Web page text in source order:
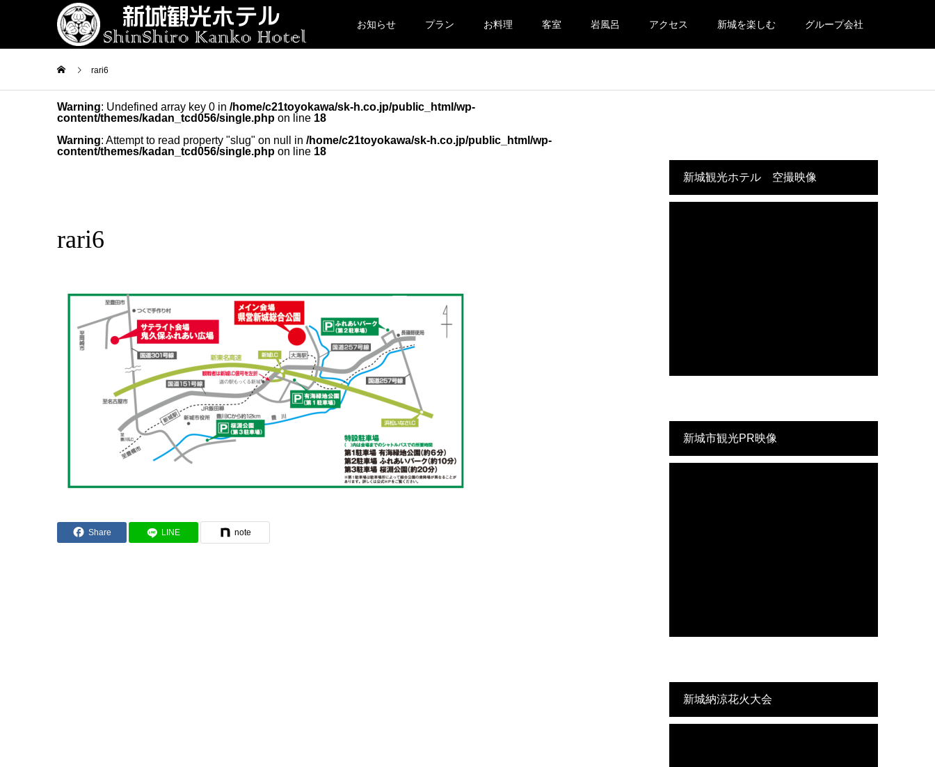
お知らせ プラン お料理 客室 岩風呂 アクセス 新城を楽しむ グループ会社
rari6
Warning: Undefined array key 0 in /home/c21toyokawa/sk-h.co.jp/public_html/wp-
content/themes/kadan_tcd056/single.php on line 18
Warning: Attempt to read property "slug" on null in /home/c21toyokawa/sk-h.co.jp/public_html/wp-
content/themes/kadan_tcd056/single.php on line 18
rari6
Share LINE note
新城観光ホテル 空撮映像
新城市観光PR映像
新城納涼花火大会